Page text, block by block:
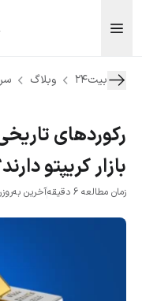
بیت۲۴ وبلاگ
رکوردهای
بازار کریپتو
زمان مطالعه 6 دقیقه آخرین به‌روزرسانی: